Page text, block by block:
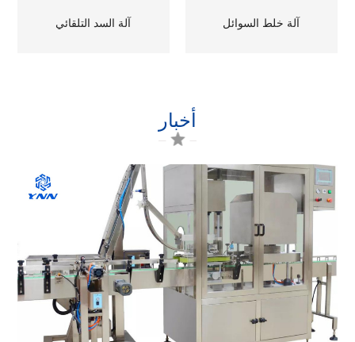
آلة السد التلقائي آلة خلط السوائل
أخبار